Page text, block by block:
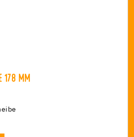
178 MM